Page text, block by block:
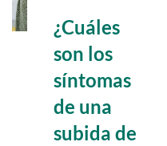
¿Cuáles
son los
síntomas
de una
subida de